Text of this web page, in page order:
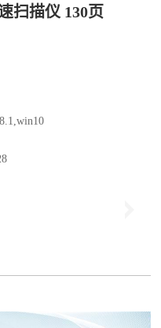
扫描仪 130页